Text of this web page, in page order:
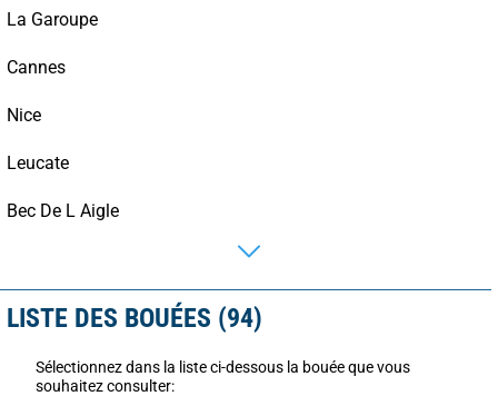
La Garoupe
Cannes
Nice
Leucate
Bec De L Aigle
LISTE DES BOUÉES (94)
Sélectionnez dans la liste ci-dessous la bouée que vous
souhaitez consulter: